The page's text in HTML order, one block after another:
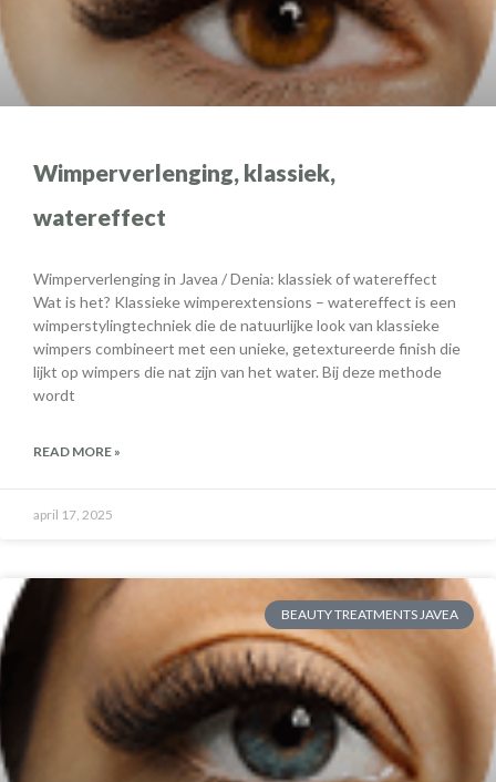
Wimperverlenging, klassiek,
watereffect
Wimperverlenging in Javea / Denia: klassiek of watereffect
Wat is het? Klassieke wimperextensions – watereffect is een
wimperstylingtechniek die de natuurlijke look van klassieke
wimpers combineert met een unieke, getextureerde finish die
lijkt op wimpers die nat zijn van het water. Bij deze methode
wordt
READ MORE »
april 17, 2025
BEAUTY TREATMENTS JAVEA